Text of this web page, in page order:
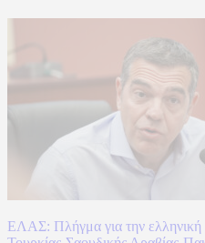
ΕΛΑΣ: Πλήγμα για την ελληνική